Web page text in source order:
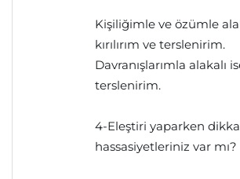
Kişiliğimle ve özümle
kırılırım ve terslenirim.
Davranışlarımla alakalı
terslenirim.
4-Eleştiri yaparken
hassasiyetleriniz var mı?